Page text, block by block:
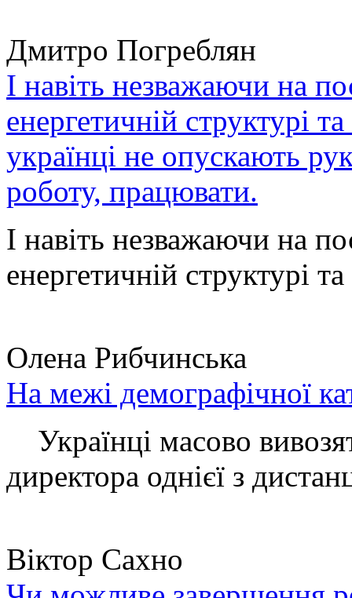
Дмитро Погреблян
І навіть незважаючи на
енергетичній структурі
українці не опускають
роботу, працювати.
І навіть незважаючи на
енергетичній структурі
Олена Рибчинська
На межі демографічної
Українці масово
директора однієї з
Віктор Сахно